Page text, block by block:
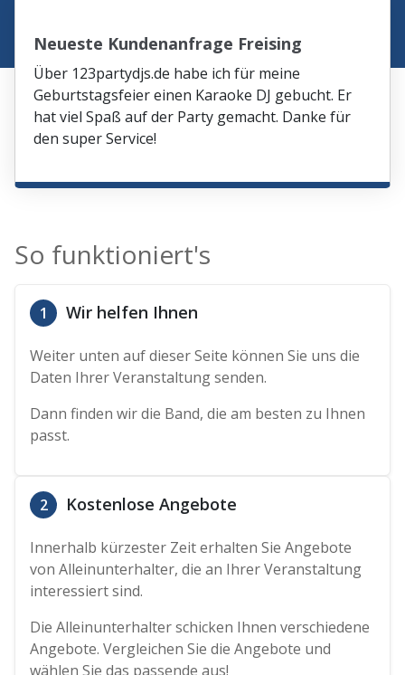
Neueste Kundenanfrage Freising
Über 123partydjs.de habe ich für meine
Geburtstagsfeier einen Karaoke DJ gebucht. Er
hat viel Spaß auf der Party gemacht. Danke für
den super Service!
So funktioniert's
1 Wir helfen Ihnen
Weiter unten auf dieser Seite können Sie uns die
Daten Ihrer Veranstaltung senden.
Dann finden wir die Band, die am besten zu Ihnen
passt.
2 Kostenlose Angebote
Innerhalb kürzester Zeit erhalten Sie Angebote
von Alleinunterhalter, die an Ihrer Veranstaltung
interessiert sind.
Die Alleinunterhalter schicken Ihnen verschiedene
Angebote. Vergleichen Sie die Angebote und
wählen Sie das passende aus!